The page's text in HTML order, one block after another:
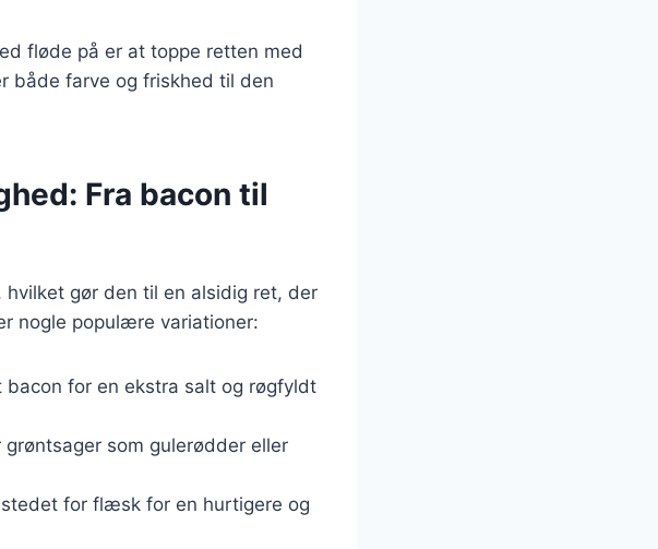
fløde på er at toppe retten med
både farve og friskhed til den
Fra bacon til
gør den til en alsidig ret, der
nogle populære variationer:
for en ekstra salt og røgfyldt
grøntsager som gulerødder eller
stedet for flæsk for en hurtigere og